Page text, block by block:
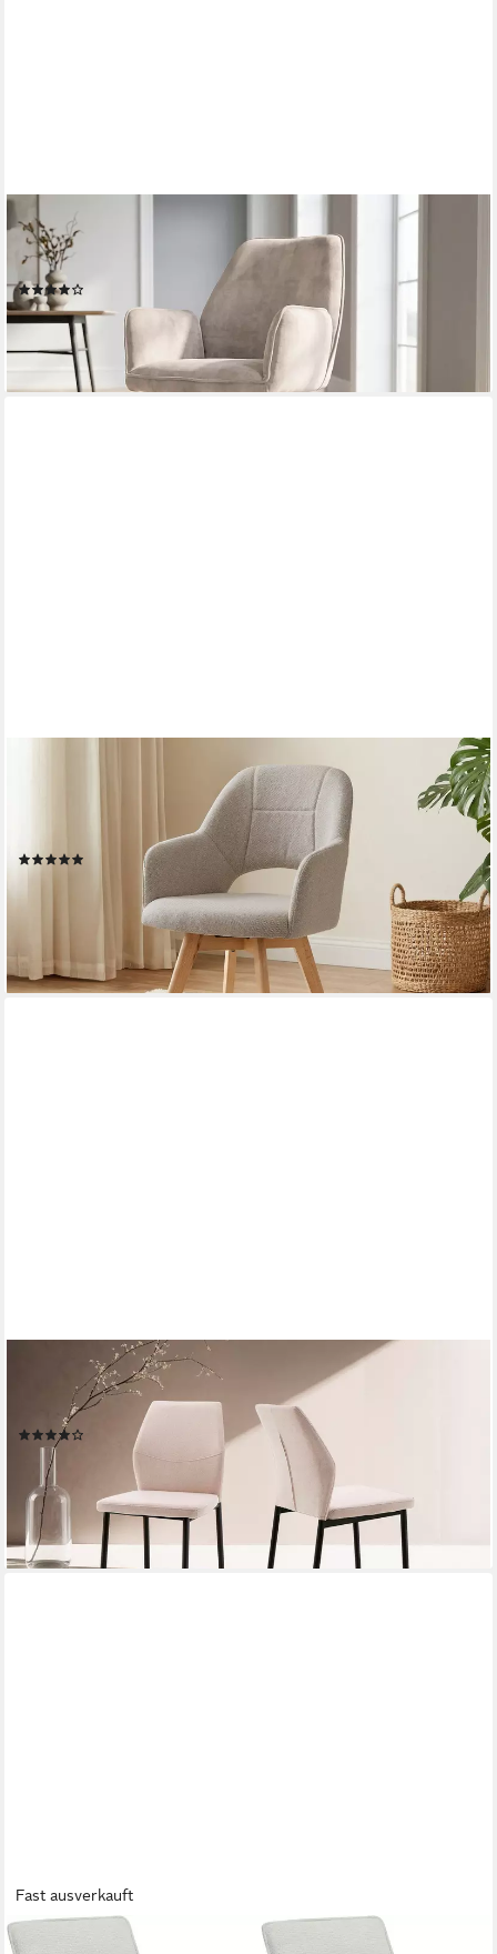
MASSIVART®
Polsterstuhl drehbar, Esszimmerstuhl mit Armlehnen, »Ottawa«,
Velouroptik • Metallgestell schwarz • mit Nivellierung
99,99 €
lieferbar - in 4-5 Werktagen bei dir
Polsterstuhl 360 Grad drehbar, Esszimmerstuhl mit Armlehnen,
Webstoff, »STADE«, Gestell Buche massiv unbehandelt • Sitz
fest gepolstert • BOHO Stil
lieferbar - in 4-5 Werktagen bei dir
OTTO HOME
Esszimmerstuhl Lumos (Set, 2 St), Webstoff in vielen Farben
erhältlich mit stabilem Metalluntergestell
ab 79,99 € 99,99 €
-20%
lieferbar - in 2-4 Werktagen bei dir
Fast ausverkauft
OTTO HOME